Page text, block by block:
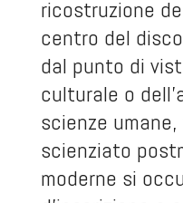
ricostruzione
centro del
dal punto di
culturale o
scienze
scienziato
moderne si